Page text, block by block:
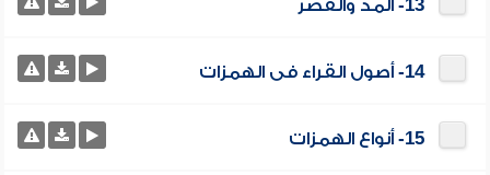
13- المد والقصر
14- أصول القراء فى الهمزات
15- أنواع الهمزات